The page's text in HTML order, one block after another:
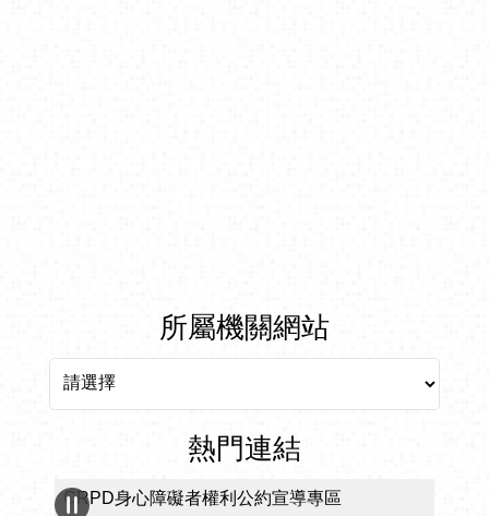
所屬機關網站
熱門連結
CRPD身心障礙者權利公約宣導專區